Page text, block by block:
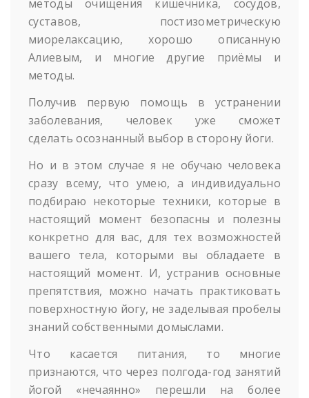
методы очищения кишечника, сосудов,
суставов, постизометрическую
миорелаксацию, хорошо описанную
Алиевым, и многие другие приёмы и
методы.
Получив первую помощь в устранении
заболевания, человек уже сможет
сделать осознанный выбор в сторону йоги.
Но и в этом случае я не обучаю человека
сразу всему, что умею, а индивидуально
подбираю некоторые техники, которые в
настоящий момент безопасны и полезны
конкретно для вас, для тех возможностей
вашего тела, которыми вы обладаете в
настоящий момент. И, устранив основные
препятствия, можно начать практиковать
поверхностную йогу, не заделывая пробелы
знаний собственными домыслами.
Что касается питания, то многие
признаются, что через полгода-год занятий
йогой «нечаянно» перешли на более